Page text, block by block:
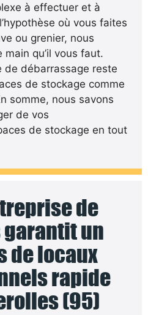
à effectuer et à
où vous faites
ou grenier, nous
qu’il vous faut.
de débarrassage reste
de stockage comme
somme, nous savons
de vos
de stockage en tout
de
un
de locaux
rapide
(95)